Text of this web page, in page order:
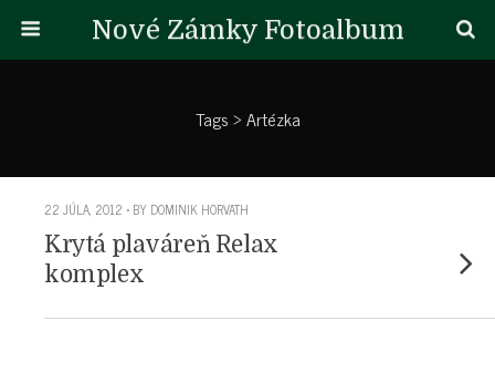
Nové Zámky Fotoalbum
Tags › Artézka
22 JÚLA, 2012 • BY DOMINIK HORVATH
Krytá plaváreň Relax
komplex